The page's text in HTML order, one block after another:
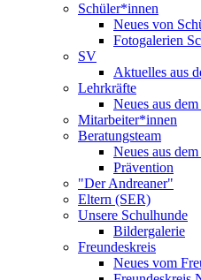
Schüler*innen
Neues von
Fotogalerien
SV
Aktuelles aus
Lehrkräfte
Neues aus
Mitarbeiter*innen
Beratungsteam
Neues aus
Prävention
"Der Andreaner"
Eltern (SER)
Unsere Schulhunde
Bildergalerie
Freundeskreis
Neues vom